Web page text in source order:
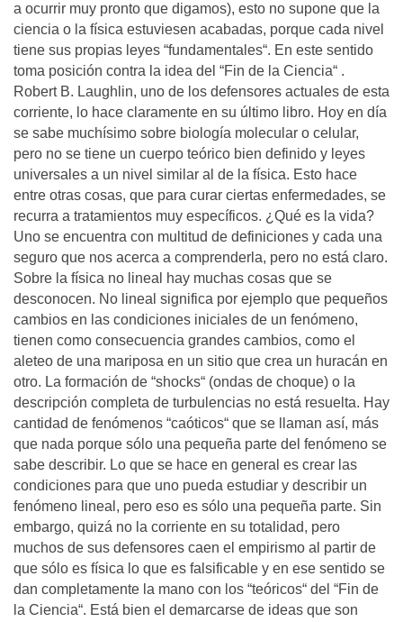
a ocurrir muy pronto que digamos), esto no supone que la
ciencia o la física estuviesen acabadas, porque cada nivel
tiene sus propias leyes “fundamentales“. En este sentido
toma posición contra la idea del “Fin de la Ciencia“ .
Robert B. Laughlin, uno de los defensores actuales de esta
corriente, lo hace claramente en su último libro. Hoy en día
se sabe muchísimo sobre biología molecular o celular,
pero no se tiene un cuerpo teórico bien definido y leyes
universales a un nivel similar al de la física. Esto hace
entre otras cosas, que para curar ciertas enfermedades, se
recurra a tratamientos muy específicos. ¿Qué es la vida?
Uno se encuentra con multitud de definiciones y cada una
seguro que nos acerca a comprenderla, pero no está claro.
Sobre la física no lineal hay muchas cosas que se
desconocen. No lineal significa por ejemplo que pequeños
cambios en las condiciones iniciales de un fenómeno,
tienen como consecuencia grandes cambios, como el
aleteo de una mariposa en un sitio que crea un huracán en
otro. La formación de “shocks“ (ondas de choque) o la
descripción completa de turbulencias no está resuelta. Hay
cantidad de fenómenos “caóticos“ que se llaman así, más
que nada porque sólo una pequeña parte del fenómeno se
sabe describir. Lo que se hace en general es crear las
condiciones para que uno pueda estudiar y describir un
fenómeno lineal, pero eso es sólo una pequeña parte. Sin
embargo, quizá no la corriente en su totalidad, pero
muchos de sus defensores caen el empirismo al partir de
que sólo es física lo que es falsificable y en ese sentido se
dan completamente la mano con los “teóricos“ del “Fin de
la Ciencia“. Está bien el demarcarse de ideas que son